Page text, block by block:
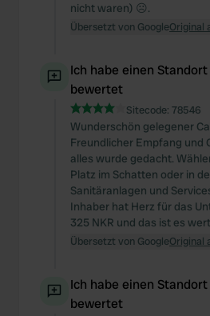
nicht waren) ☹️.
Übersetzt von GoogleOriginal
Ich habe einen Standort
bewertet
Sitecode: 78546
Wunderschön gelegener
Freundlicher Empfang und
alles wurde gedacht.
Platz im Schatten oder in
Sanitäranlagen und
Inhaber hat Herz für das
325 NKR und das ist es
Übersetzt von GoogleOriginal
Ich habe einen Standort
bewertet